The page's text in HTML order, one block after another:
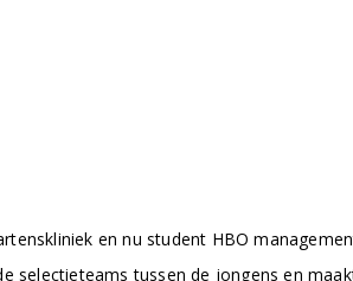
en nu student HBO
selectieteams tussen de jongens en